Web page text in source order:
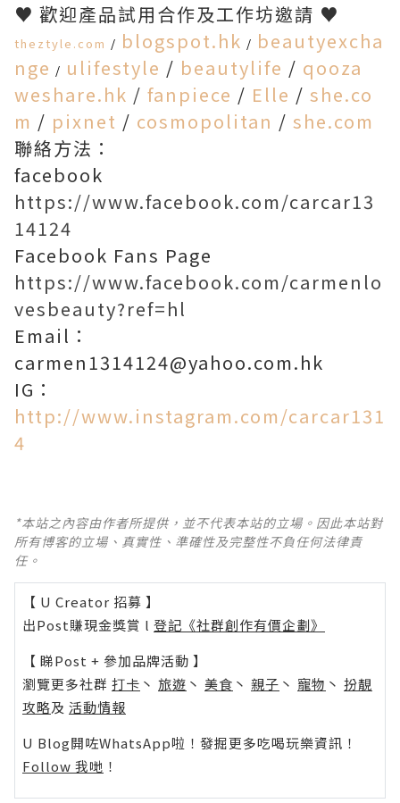
♥ 歡迎產品試用合作及工作坊邀請 ♥
theztyle.com / blogspot.hk / beautyexcha
nge / ulifestyle / beautylife / qooza
weshare.hk / fanpiece / Elle / she.co
m / pixnet / cosmopolitan / she.com
聯絡方法：
facebook
https://www.facebook.com/carcar13
14124
Facebook Fans Page
https://www.facebook.com/carmenlo
vesbeauty?ref=hl
Email：
carmen1314124@yahoo.com.hk
IG：
http://www.instagram.com/carcar131
4
*本站之內容由作者所提供，並不代表本站的立場。因此本站對
所有博客的立場、真實性、準確性及完整性不負任何法律責
任。
【 U Creator 招募 】
出Post賺現金獎賞 l 登記《社群創作有價企劃》
【 睇Post + 參加品牌活動 】
瀏覽更多社群 打卡 丶 旅遊 丶 美食 丶 親子 丶 寵物 丶 扮靚
攻略及 活動情報
U Blog開咗WhatsApp啦！發掘更多吃喝玩樂資訊！
Follow 我哋 ！